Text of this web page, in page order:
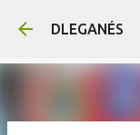
DLEGANÉS